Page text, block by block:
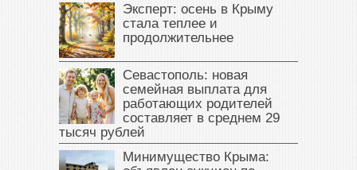
Эксперт: осень в Крыму
стала теплее и
продолжительнее
Севастополь: новая
семейная выплата для
работающих родителей
составляет в среднем 29
тысяч рублей
Минимущество Крыма: